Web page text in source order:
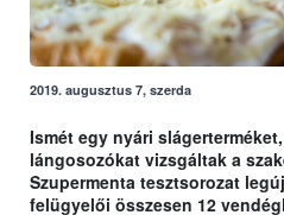
2019. augusztus 7, szerda
Ismét egy nyári
lángosozókat vizsgáltak a
Szupermenta tesztsorozat
felügyelői összesen 12